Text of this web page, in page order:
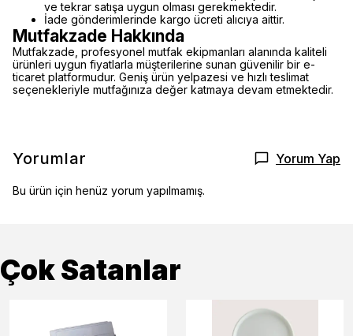
ve tekrar satışa uygun olması gerekmektedir.
İade gönderimlerinde kargo ücreti alıcıya aittir.
Mutfakzade Hakkında
Mutfakzade, profesyonel mutfak ekipmanları alanında kaliteli
ürünleri uygun fiyatlarla müşterilerine sunan güvenilir bir e-
ticaret platformudur. Geniş ürün yelpazesi ve hızlı teslimat
seçenekleriyle mutfağınıza değer katmaya devam etmektedir.
Yorumlar Yorum Yap
Bu ürün için henüz yorum yapılmamış.
Çok Satanlar